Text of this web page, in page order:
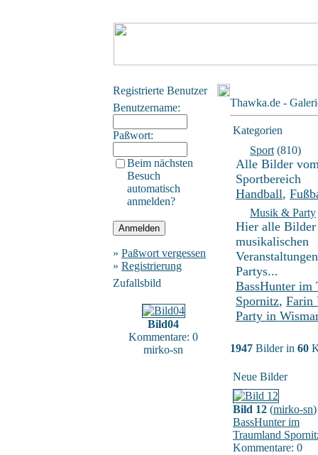
Registrierte Benutzer
Benutzername:
Paßwort:
Beim nächsten
Besuch
automatisch
anmelden?
» Paßwort vergessen
» Registrierung
Zufallsbild
Bild04
Kommentare: 0
mirko-sn
Thawka.de -
Kategorien
Sport (810)
Alle Bilder
Sportbereich
Handball,
Musik & Party
Hier alle
musikalischen
Partys...
BassHunter im
Spornitz, Farin
Party in
1947 Bilder in 60
Neue Bilder
Bild 12 (mirko-sn)
BassHunter im
Traumland
Kommentare: 0